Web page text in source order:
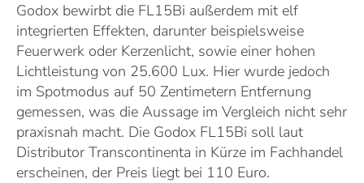
Godox bewirbt die FL15Bi außerdem mit elf
integrierten Effekten, darunter beispielsweise
Feuerwerk oder Kerzenlicht, sowie einer hohen
Lichtleistung von 25.600 Lux. Hier wurde jedoch
im Spotmodus auf 50 Zentimetern Entfernung
gemessen, was die Aussage im Vergleich nicht sehr
praxisnah macht. Die Godox FL15Bi soll laut
Distributor Transcontinenta in Kürze im Fachhandel
erscheinen, der Preis liegt bei 110 Euro.